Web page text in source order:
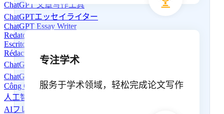
ChatGPT 文章写作工具
ChatGPTエッセイライター
ChatGPT Essay Writer
Redator de Ensaios ChatGPT
Escritor de ensayos ChatGPT
Rédacteur d'essais ChatGPT
ChatGPT 에세이 작성기
ChatGPT 論文寫作工具
Công Cụ Viết Bài ChatGPT
人工智能短语生成器
AIフレーズジェネレーター
专注学术
服务于学术领域，轻松完成论文写作